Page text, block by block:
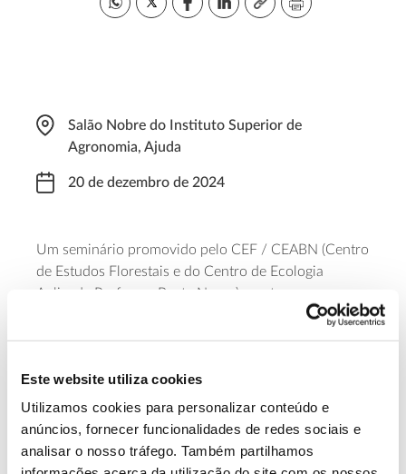
Este website utiliza cookies
Utilizamos cookies para personalizar conteúdo e
anúncios, fornecer funcionalidades de redes sociais e
analisar o nosso tráfego. Também partilhamos
Salão Nobre do Instituto Superior de
Agronomia, Ajuda
20 de dezembro de 2024
Um seminário promovido pelo CEF / CEABN (Centro
de Estudos Florestais e do Centro de Ecologia
Aplicada Professor Baeta Neves) que tem como
convidado Miguel Lajas, do Departamento Científico
por este Departamento no enorme Parque, onde se
tem usado a ciência para orientar a gestão adaptativa
dos ecossistemas e da vida selvagem.